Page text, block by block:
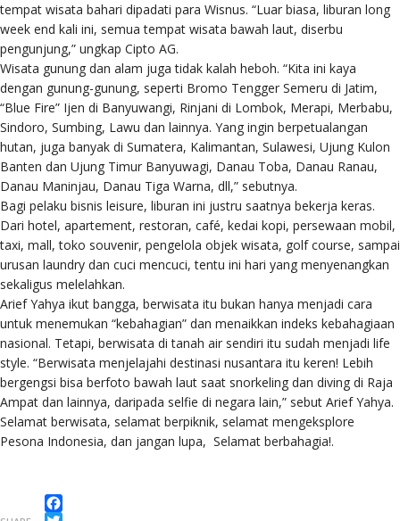
tempat wisata bahari dipadati para Wisnus. “Luar biasa, liburan long
week end kali ini, semua tempat wisata bawah laut, diserbu
pengunjung,” ungkap Cipto AG.
Wisata gunung dan alam juga tidak kalah heboh. “Kita ini kaya
dengan gunung-gunung, seperti Bromo Tengger Semeru di Jatim,
“Blue Fire” Ijen di Banyuwangi, Rinjani di Lombok, Merapi, Merbabu,
Sindoro, Sumbing, Lawu dan lainnya. Yang ingin berpetualangan
hutan, juga banyak di Sumatera, Kalimantan, Sulawesi, Ujung Kulon
Banten dan Ujung Timur Banyuwagi, Danau Toba, Danau Ranau,
Danau Maninjau, Danau Tiga Warna, dll,” sebutnya.
Bagi pelaku bisnis leisure, liburan ini justru saatnya bekerja keras.
Dari hotel, apartement, restoran, café, kedai kopi, persewaan mobil,
taxi, mall, toko souvenir, pengelola objek wisata, golf course, sampai
urusan laundry dan cuci mencuci, tentu ini hari yang menyenangkan
sekaligus melelahkan.
Arief Yahya ikut bangga, berwisata itu bukan hanya menjadi cara
untuk menemukan “kebahagian” dan menaikkan indeks kebahagiaan
nasional. Tetapi, berwisata di tanah air sendiri itu sudah menjadi life
style. “Berwisata menjelajahi destinasi nusantara itu keren! Lebih
bergengsi bisa berfoto bawah laut saat snorkeling dan diving di Raja
Ampat dan lainnya, daripada selfie di negara lain,” sebut Arief Yahya.
Selamat berwisata, selamat berpiknik, selamat mengeksplore
Pesona Indonesia, dan jangan lupa, Selamat berbahagia!.